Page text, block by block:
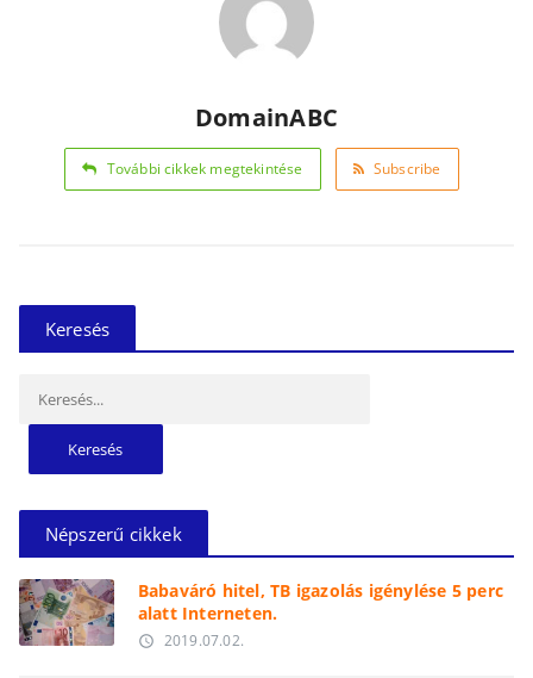
DomainABC
További cikkek megtekintése Subscribe
Keresés
Népszerű cikkek
Babaváró hitel, TB igazolás igénylése 5 perc
alatt Interneten.
access_time 2019.07.02.